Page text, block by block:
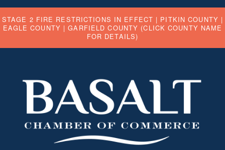
STAGE 2 FIRE RESTRICTIONS IN EFFECT | PITKIN COUNTY |
EAGLE COUNTY |GARFIELD COUNTY (CLICK COUNTY NAME
FOR DETAILS)